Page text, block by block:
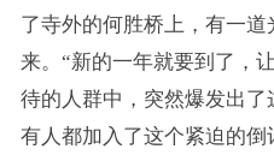
了寺外的何胜桥上，有一
来。“新的一年就要到了，
待的人群中，突然爆发出
有人都加入了这个紧迫的